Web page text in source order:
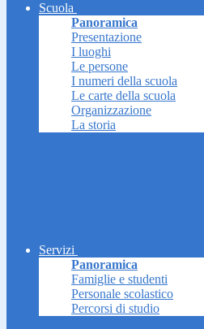
Scuola
Panoramica
Presentazione
I luoghi
Le persone
I numeri della scuola
Le carte della scuola
Organizzazione
La storia
Servizi
Panoramica
Famiglie e studenti
Personale scolastico
Percorsi di studio